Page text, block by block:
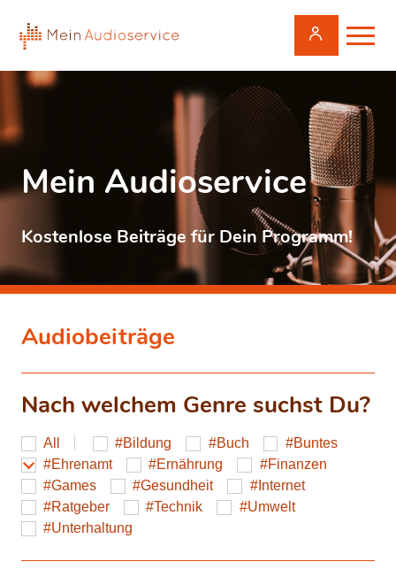
Mein Audioservice
Kostenlose Beiträge für Dein Programm!
Audiobeiträge
Nach welchem Genre suchst Du?
All Bildung Buch
Buntes
Ehrenamt
Ernährung
Finanzen
Games
Gesundheit
Internet
Ratgeber
Technik
Umwelt
Unterhaltung